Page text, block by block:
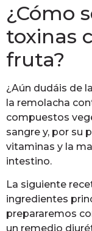
¿Cómo
toxinas
fruta?
¿Aún dudáis de
la remolacha
compuestos
sangre y, por su
vitaminas y la
intestino.
La siguiente
ingredientes
prepararemos
un remedio